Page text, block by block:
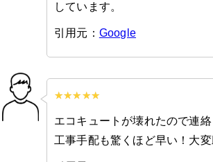
しています。
引用元： Google
エコキュートが壊れたので連
工事手配も驚くほど早い！大変